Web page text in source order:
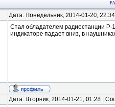
Дата: Понедельник, 2014-01-20,
Стал обладателем радиостанции Р-
индикаторе падает вниз, в
Дата: Вторник, 2014-01-21, 01:28 |